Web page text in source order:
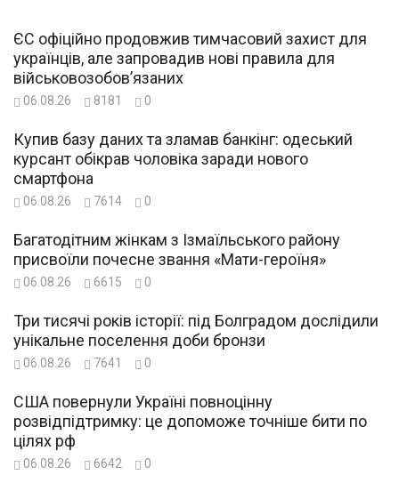
ЄС офіційно продовжив тимчасовий захист для
українців, але запровадив нові правила для
військовозобов’язаних
06.08.26 8181 0
Купив базу даних та зламав банкінг: одеський
курсант обікрав чоловіка заради нового
смартфона
06.08.26 7614 0
Багатодітним жінкам з Ізмаїльського району
присвоїли почесне звання «Мати-героїня»
06.08.26 6615 0
Три тисячі років історії: під Болградом дослідили
унікальне поселення доби бронзи
06.08.26 7641 0
США повернули Україні повноцінну
розвідпідтримку: це допоможе точніше бити по
цілях рф
06.08.26 6642 0